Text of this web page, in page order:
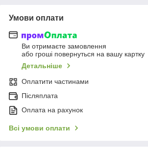
Умови оплати
Ви отримаєте замовлення
або гроші повернуться на вашу картку
Детальніше
Оплатити частинами
Післяплата
Оплата на рахунок
Всі умови оплати